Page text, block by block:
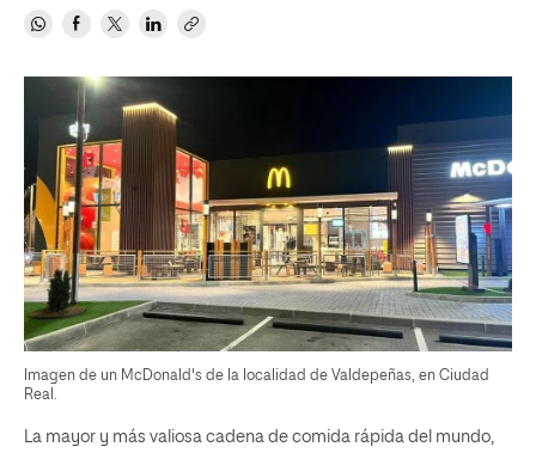
Imagen de un McDonald's de la localidad de Valdepeñas, en Ciudad
Real.
La mayor y más valiosa cadena de comida rápida del mundo,